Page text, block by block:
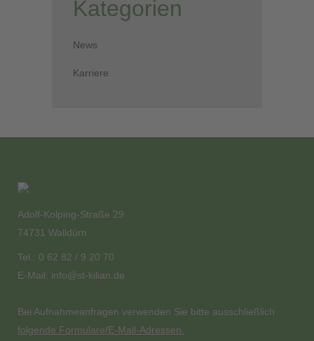
Kategorien
News
Karriere
Adolf-Kolping-Straße 29
74731 Walldürn
Tel.: 0 62 82 / 9 20 70
E-Mail: info@st-kilian.de
Bei Aufnahmeanfragen verwenden Sie bitte ausschließlich
folgende Formulare/E-Mail-Adressen.